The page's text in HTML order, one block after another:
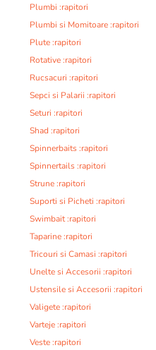
Plumbi :rapitori
Plumbi si Momitoare :rapitori
Plute :rapitori
Rotative :rapitori
Rucsacuri :rapitori
Sepci si Palarii :rapitori
Seturi :rapitori
Shad :rapitori
Spinnerbaits :rapitori
Spinnertails :rapitori
Strune :rapitori
Suporti si Picheti :rapitori
Swimbait :rapitori
Taparine :rapitori
Tricouri si Camasi :rapitori
Unelte si Accesorii :rapitori
Ustensile si Accesorii :rapitori
Valigete :rapitori
Varteje :rapitori
Veste :rapitori